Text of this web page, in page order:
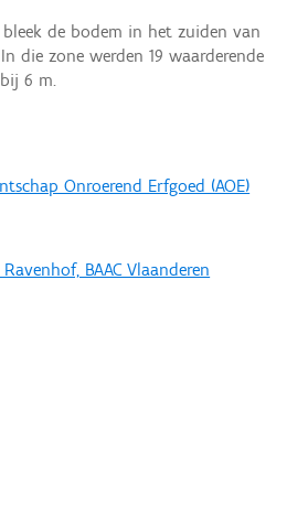
de bodem in het zuiden van
die zone werden 19 waarderende
6 m.
Onroerend Erfgoed (AOE)
BAAC Vlaanderen